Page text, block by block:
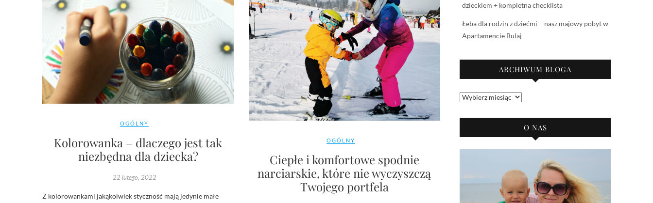
OGÓLNY
Kolorowanka – dlaczego jest tak
niezbędna dla dziecka?
22 lutego, 2022
Z kolorowankami jakąkolwiek styczność mają jedynie małe
OGÓLNY
Ciepłe i komfortowe spodnie
narciarskie, które nie wyczyszczą
Twojego portfela
dzieckiem + kompletna checklista
Łeba dla rodzin z dziećmi – nasz majowy pobyt w
Apartamencie Bulaj
ARCHIWUM BLOGA
Archiwum
O NAS